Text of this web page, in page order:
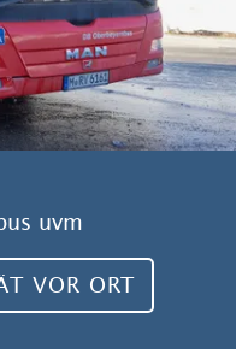
uvm
VOR ORT